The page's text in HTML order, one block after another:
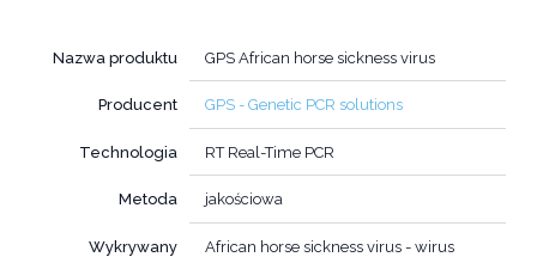
Nazwa produktu GPS African horse sickness virus
Producent GPS - Genetic PCR solutions
Technologia RT Real-Time PCR
Metoda jakościowa
Wykrywany
African horse sickness virus - wirus